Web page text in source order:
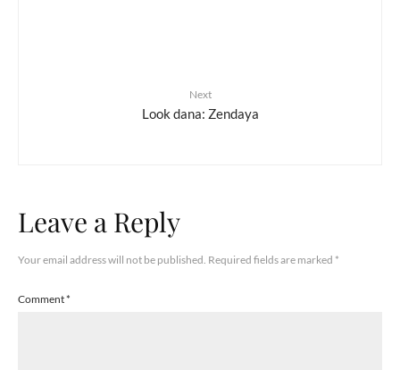
Next
Look dana: Zendaya
Leave a Reply
Your email address will not be published. Required fields are marked *
Comment*